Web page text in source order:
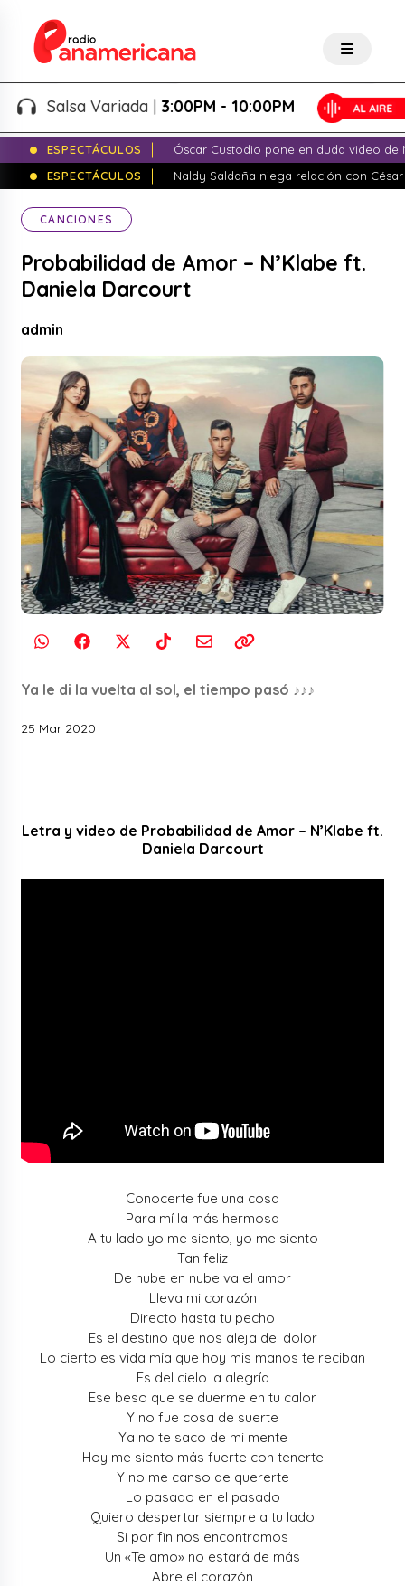
Salsa Variada |3:00PM - 10:00PM
ESPECTÁCULOS
Óscar Custodio pone en duda video de
ESPECTÁCULOS
Naldy Saldaña niega relación con
CANCIONES
Probabilidad de Amor – N’Klabe ft.
Daniela Darcourt
admin
Ya le di la vuelta al sol, el tiempo pasó ♪♪♪
25 Mar 2020
Letra y video de Probabilidad de Amor – N’Klabe ft.
Daniela Darcourt
Conocerte fue una cosa
Para mí la más hermosa
A tu lado yo me siento, yo me siento
Tan feliz
De nube en nube va el amor
Lleva mi corazón
Directo hasta tu pecho
Es el destino que nos aleja del dolor
Lo cierto es vida mía que hoy mis manos te reciban
Es del cielo la alegría
Ese beso que se duerme en tu calor
Y no fue cosa de suerte
Ya no te saco de mi mente
Hoy me siento más fuerte con tenerte
Y no me canso de quererte
Lo pasado en el pasado
Quiero despertar siempre a tu lado
Si por fin nos encontramos
Un «Te amo» no estará de más
Abre el corazón